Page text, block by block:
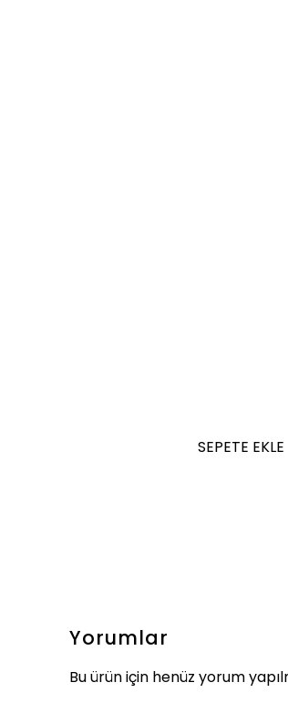
SEPETE EKLE
Yorumlar
Bu ürün için henüz yorum